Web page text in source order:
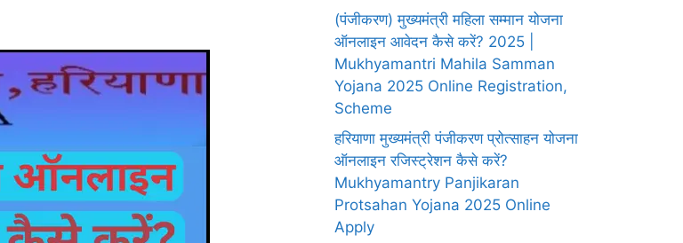
(पंजीकरण) मुख्यमंत्री महिला सम्मान योजना
ऑनलाइन आवेदन कैसे करें? 2025 |
Mukhyamantri Mahila Samman
Yojana 2025 Online Registration,
Scheme
हरियाणा मुख्यमंत्री पंजीकरण प्रोत्साहन योजना
ऑनलाइन रजिस्ट्रेशन कैसे करें?
Mukhyamantry Panjikaran
Protsahan Yojana 2025 Online
Apply